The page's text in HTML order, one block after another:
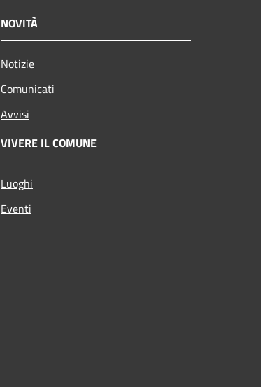
NOVITÀ
Notizie
Comunicati
Avvisi
VIVERE IL COMUNE
Luoghi
Eventi